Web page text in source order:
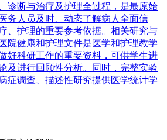
诊断与治疗及护理全过程，是最原始
务人员及时、动态了解病人全面信
、护理的重要参考依据。相关研究与
院健康和护理文件是医学和护理教学
好科研工作的重要资料，可供学生进
及进行回顾性分析。同时，完整实验
症调查、描述性研究提供医学统计学